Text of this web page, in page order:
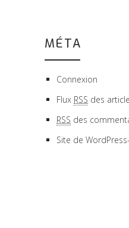
MÉTA
Connexion
Flux RSS des
RSS des
Site de